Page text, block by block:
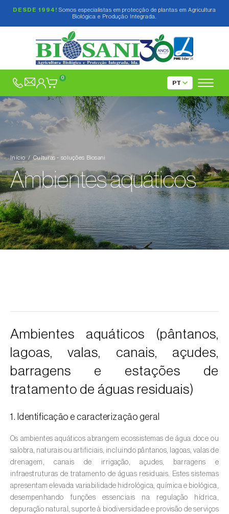
DESDE 1994! Somos especialistas em protecção de plantas em Agricultura
Biológica e Produção Integrada.
0
Início Culturas - soluções Biosani
Ambientes aquáticos
Abacate (Persea americana)
Abeto (Abies spp.)
Abóbora (Cucurbita spp.
Acelga ( Beta vulgaris var. cicla
Agave (Agave spp.)
)
Aipo ( Apium graveolens)
Alcachofra (
Cynara cardunculus subsp.
scolymus )
Alcarávia (Carum carvi)
Alface (Lactuca sativa)
Alho-francês ( Allium porrum )
Pântanos, lagoas,
valas, canais, açudes, barragens e estações
de tratamento de águas residuais)
Ameixeira ( Prunus domestica L.
Amendoeira ( Prunus dulcis
Amendoim ( Arachis hypogaea
Amieiro (Alnus glutinosa)
Amoreira ( Morus spp.)
Ambientes aquáticos (pântanos,
lagoas, valas, canais, açudes,
barragens e estações de
tratamento de águas residuais)
1. Identificação e caracterização geral
Os ambientes aquáticos abrangem ecossistemas de água doce ou
salobra, naturais ou artificiais, incluindo pântanos, lagoas, valas de
drenagem, canais de irrigação, açudes, barragens e
infraestruturas de tratamento de águas residuais. Estes sistemas
apresentam elevada variabilidade hidrológica, química e biológica,
desempenhando funções essenciais na regulação hídrica,
depuração natural, suporte à biodiversidade e provisão de serviços